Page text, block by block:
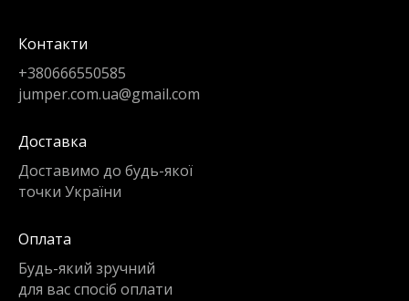
Контакти
+380666550585
jumper.com.ua@gmail.com
Доставка
Доставимо до будь-якої
точки України
Оплата
Будь-який зручний
для вас спосіб оплати